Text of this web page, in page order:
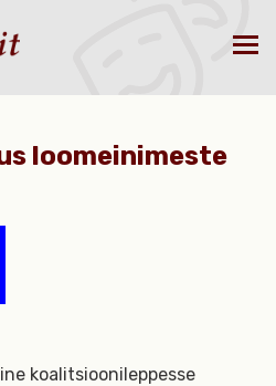
loomeinimeste
koalitsioonileppesse